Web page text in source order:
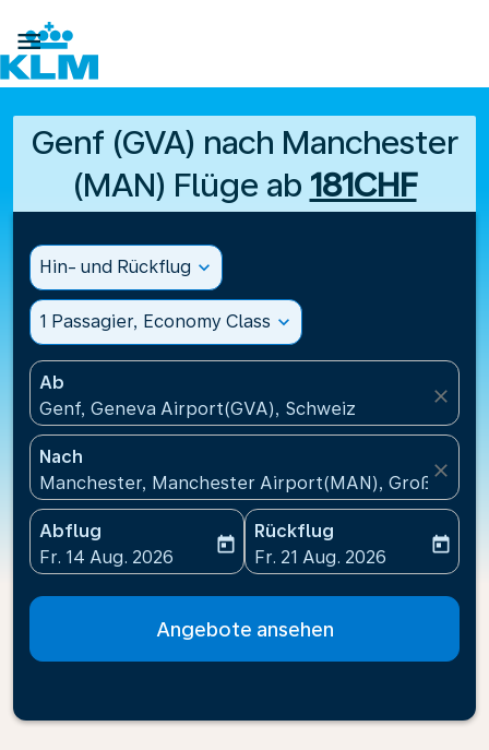

Genf (GVA) nach Manchester
(MAN) Flüge ab 181CHF
Hin- und Rückflug expand_more
1 Passagier, Economy Class expand_more
Ab
Genf, Geneva Airport(GVA), Schweiz
close
Nach
Manchester, Manchester Airport(MAN),
close
Abflug
fc-booking-departure-date-aria-label
Fr. 14 Aug. 2026
today
Rückflug
fc-booking-return-date-
Fr. 21 Aug. 2026
today
Angebote ansehen